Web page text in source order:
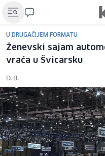
U DRUGAČIJEM FORMATU
Ženevski sajam
vraća u Švicarsku
D. B.